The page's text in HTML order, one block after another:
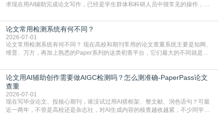
求现在用AI辅助完成论文写作，已经是学生群体和科研人员中很常见的操作，不
但很多人忽略了，AI生成的内容天生带有重复风险——训练AI的数据集本身就包
含大量已公开的学术内容、网络原创内容，AI输出内容时很容易无意识拼接出重
复片
论文常用检测系统有何不同？
2026-07-01
论文常用检测系统有何不同？ 现在高校和期刊常用的论文查重系统主要是知网、
维普、万方，再加上熟悉的Paper系列的这类初查平台，它们最大的不同就是数
查数值误导。知网（CNKI）是学校定稿检测的绝对主流。本科用PMLC，含大学
生联合比对库，能比历届学长论文，硕博用VIP/TMLC，含学术论文联合比对
库，期刊投稿用AMLMC/SML
论文用AI辅助创作需要做AIGC检测吗？怎么测准确-PaperPass论文
查重
2026-07-01
现在写毕业论文、投核心期刊，谁没试过用AI搭框架、整文献、润色语句？可最
近一两年，不管是高校还是杂志社，对AI生成内容的核查越收越紧，不少同学投